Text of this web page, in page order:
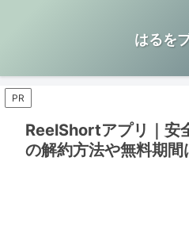
はるを
PR
ReelShortアプリ｜安
の解約方法や無料期間